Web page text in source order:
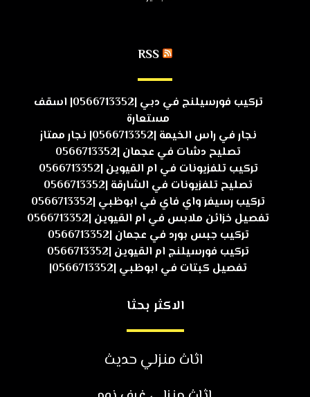
RSS
تركيب فورسيلنج في دبي |0566713352| اسقف
مستعارة
نجار في راس الخيمة |0566713352| نجار ممتاز
تصليح دشات في عجمان |0566713352
تركيب تلفزيونات في ام القيوين |0566713352
تصليح تلفزيونات في الشارقة |0566713352
تركيب رسيفر واي فاي في ابوظبي |0566713352
تفصيل خزائن ملابس في ام القيوين |0566713352
تركيب جبس بورد في عجمان |0566713352
تركيب فورسيلنج ام القيوين |0566713352
تفصيل كبتات في ابوظبي |0566713352|
الاكثر بحثا
اثاث منزلي حديث